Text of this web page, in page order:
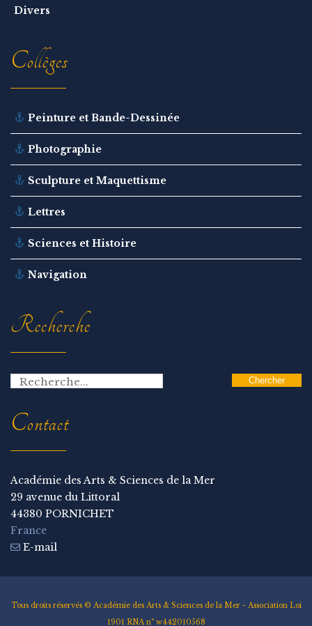
Divers
Collèges
Peinture et Bande-Dessinée
Photographie
Sculpture et Maquettisme
Lettres
Sciences et Histoire
Navigation
Recherche
Contact
Académie des Arts & Sciences de la Mer
29 avenue du Littoral
44380 PORNICHET
France
E-mail
Tous droits réservés © Académie des Arts & Sciences de la Mer - Association Loi
1901 RNA n° w442010568